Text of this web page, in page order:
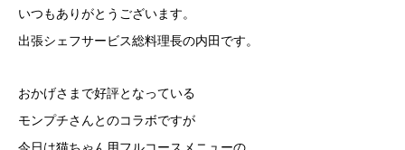
いつもありがとうございます。
出張シェフサービス総料理長の内田です。
おかげさまで好評となっている
モンプチさんとのコラボですが